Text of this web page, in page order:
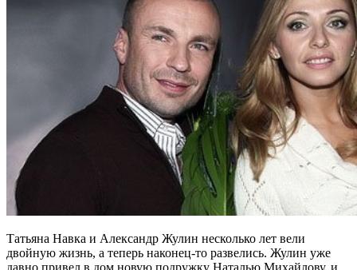
Татьяна Навка и Александр Жулин несколько лет вели
двойную жизнь, а теперь наконец-то развелись. Жулин уже